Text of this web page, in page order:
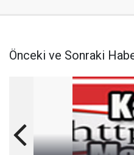
Önceki ve Sonraki